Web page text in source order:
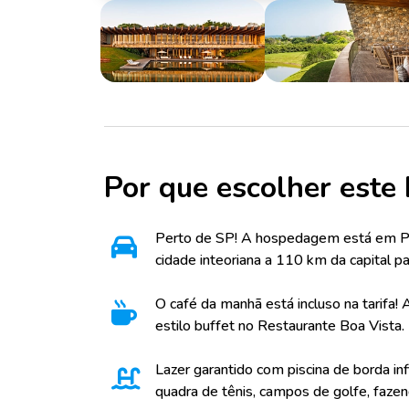
Por que escolher este
Perto de SP! A hospedagem está em
cidade inteoriana a 110 km da capital
O café da manhã está incluso na tarifa!
estilo buffet no Restaurante Boa Vista.
Lazer garantido com piscina de borda
quadra de tênis, campos de golfe,